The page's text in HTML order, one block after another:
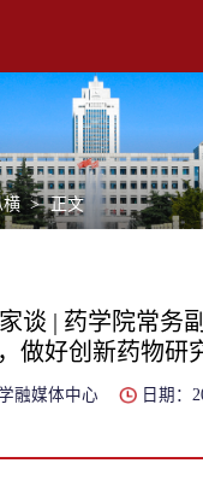
横 > 正文
谈 | 药学院常务
做好创新药物研
融媒体中心 日期：